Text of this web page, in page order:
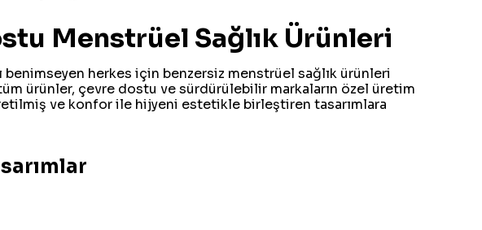
Menstrüel Sağlık Ürünleri
herkes için benzersiz menstrüel sağlık ürünleri
ürünler, çevre dostu ve sürdürülebilir markaların özel üretim
ve konfor ile hijyeni estetikle birleştiren tasarımlara